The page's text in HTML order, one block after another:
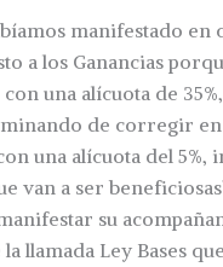
manifestado en
a los Ganancias
una alícuota de
de corregir
una alícuota del 5%,
van a ser
su
llamada Ley Bases